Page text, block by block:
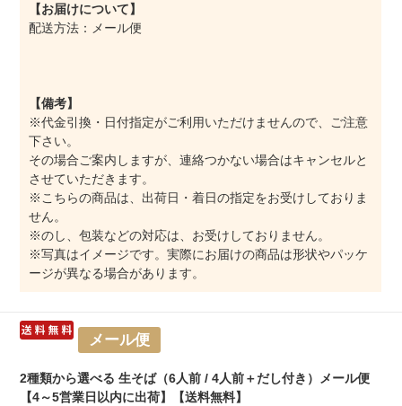
【お届けについて】
配送方法：メール便
【備考】
※代金引換・日付指定がご利用いただけませんので、ご注意
下さい。
その場合ご案内しますが、連絡つかない場合はキャンセルと
させていただきます。
※こちらの商品は、出荷日・着日の指定をお受けしておりま
せん。
※のし、包装などの対応は、お受けしておりません。
※写真はイメージです。実際にお届けの商品は形状やパッケ
ージが異なる場合があります。
メール便
2種類から選べる 生そば（6人前 / 4人前＋だし付き）メール便
【4～5営業日以内に出荷】【送料無料】